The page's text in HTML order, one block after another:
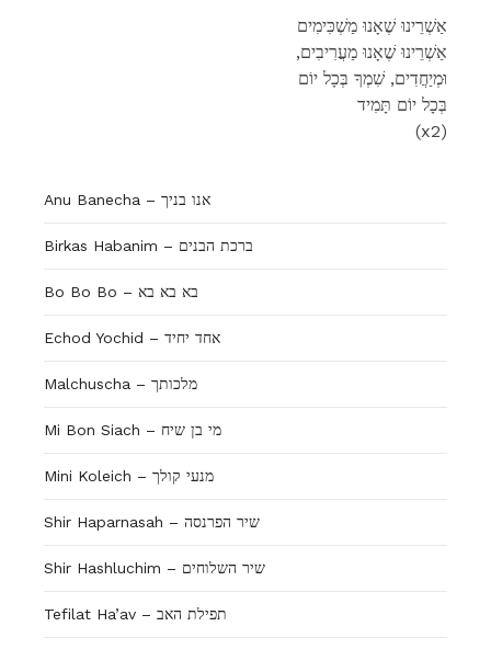
אַשְׁרֵינוּ שֶׁאָנוּ מַשְׁכִּימִים
,אַשְׁרֵינוּ שֶׁאָנוּ מַעֲרִיבִים
וּמְיַחֲדִים, שִׁמְךָ בְּכָל יוֹם
בְּכָל יוֹם תָּמִיד
(x2)
Anu Banecha – אנו בניך
Birkas Habanim – ברכת הבנים
Bo Bo Bo – בא בא בא
Echod Yochid – אחד יחיד
Malchuscha – מלכותך
Mi Bon Siach – מי בן שיח
Mini Koleich – מנעי קולך
Shir Haparnasah – שיר הפרנסה
Shir Hashluchim – שיר השלוחים
Tefilat Ha’av – תפילת האב